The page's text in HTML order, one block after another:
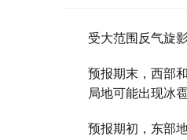
受大范围反气旋
预报期末，西部
局地可能出现冰雹
预报期初，东部